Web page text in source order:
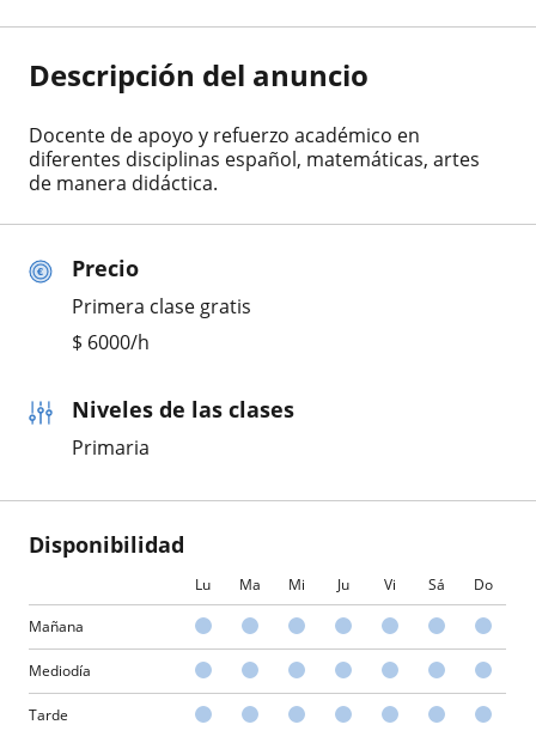
Precio
Primera clase gratis
$ 6000/h
Niveles de las clases
Primaria
Disponibilidad
Lu Ma Mi Ju Vi Sá Do
Mañana
Mediodía
Tarde
Descripción del anuncio
Docente de apoyo y refuerzo académico en
diferentes disciplinas español, matemáticas, artes
de manera didáctica.